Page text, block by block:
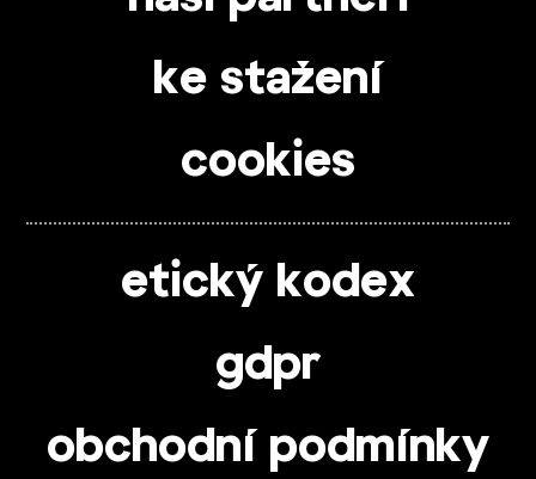
ke stažení
cookies
etický kodex
gdpr
obchodní podmínky